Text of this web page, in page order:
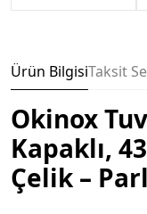
Ürün BilgisiTaksit
Okinox
Kapaklı,
Çelik –